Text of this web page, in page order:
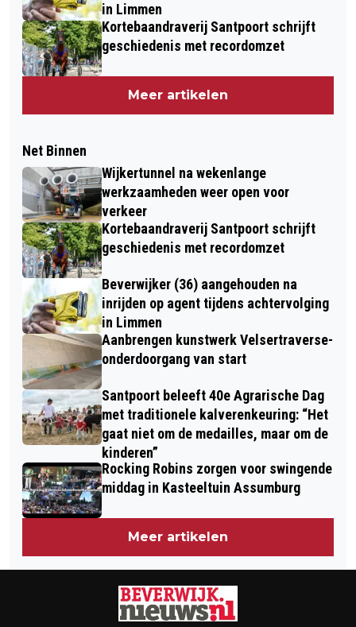
in Limmen
Kortebaandraverij Santpoort schrijft
geschiedenis met recordomzet
Meer artikelen
Net Binnen
Wijkertunnel na wekenlange
werkzaamheden weer open voor
verkeer
Kortebaandraverij Santpoort schrijft
geschiedenis met recordomzet
Beverwijker (36) aangehouden na
inrijden op agent tijdens achtervolging
in Limmen
Aanbrengen kunstwerk Velsertraverse-
onderdoorgang van start
Santpoort beleeft 40e Agrarische Dag
met traditionele kalverenkeuring: “Het
gaat niet om de medailles, maar om de
kinderen”
Rocking Robins zorgen voor swingende
middag in Kasteeltuin Assumburg
Meer artikelen